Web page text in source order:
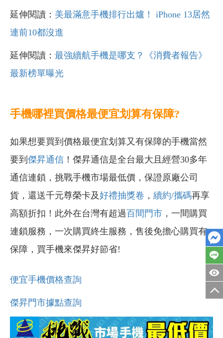
延伸閱讀： 美最滿意手機排行出爐！ iPhone 13居然
連前10都沒進
延伸閱讀： 最強續航手機是哪支？《消費者報告》
最新榜單曝光
手機哪裡買價格最便宜划算有保障?
如果想要買到價格最便宜划算又有保障的手機當然
要到 傑昇通信 ！傑昇通信是全台最大且經營30多年
通信連鎖，挑戰手機市場最低價，保證原廠公司
貨，還送千元尊榮卡及好禮抽獎卷 ， 續約/攜碼再享
高額折扣！此外在台灣有超過百間門市 ，一間購買
連鎖服務，一次購買終生服務，售後免擔心購買有
保障，買手機來傑昇好節省!
便宜手機價格查詢
傑昇門市據點查詢